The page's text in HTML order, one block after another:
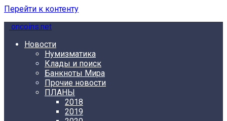
Перейти к контенту
oncoins.net
Новости
Нумизматика
Клады и поиск
Банкноты Мира
Прочие новости
ПЛАНЫ
2018
2019